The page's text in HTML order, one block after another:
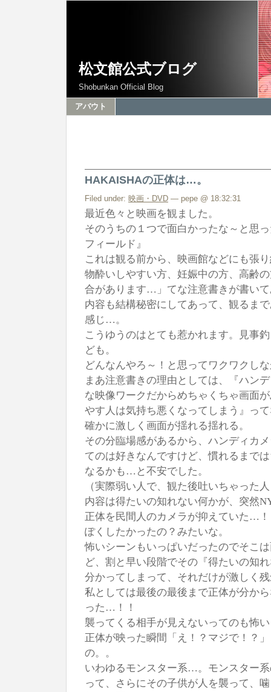
松文館公式ブログ
Shobunkan Official Blog
アバウト
HAKAISHAの正体は…。
Filed under: 映画・DVD — pepe @ 18:32:31
最近色々と映画を観ました。
そのうちの１つで面白かったな～と思
フィールド』
これは観る前から、映画館などにも張
物酔いしやすい方、妊娠中の方、高齢
合があります…」てな注意書きが書い
内容も結構秘密にしてあって、観るま
感じ…。
こうゆうのはとても惹かれます。見事
ども。
どんなんやろ～！と思ってワクワクし
まあ注意書きの理由としては、『ハン
な映像ワークだからめちゃくちゃ画面
やす人は気持ち悪くなってしまう』っ
確かに激しく画面が揺れる揺れる。
その分臨場感があるから、ハンディカ
てのは好きなんですけど、慣れるまで
なるかも…と不安でした。
（実際弱い人で、観た後吐いちゃった
内容は得たいの知れない何かが、突然
正体を民間人のカメラが抑えていた…
ぽくしたかったの？みたいな。
怖いシーンもいっぱいだったのでそこ
ど、割と早い段階でその『得たいの知
分かってしまって、それだけが激しく
私としては最後の最後まで正体が分か
った…！！
襲ってくる相手が見えないってのも怖
正体が映った瞬間「え！？マジで！？
の。。
いわゆるモンスター系…。モンスター
って、さらにその子供が人を襲って、